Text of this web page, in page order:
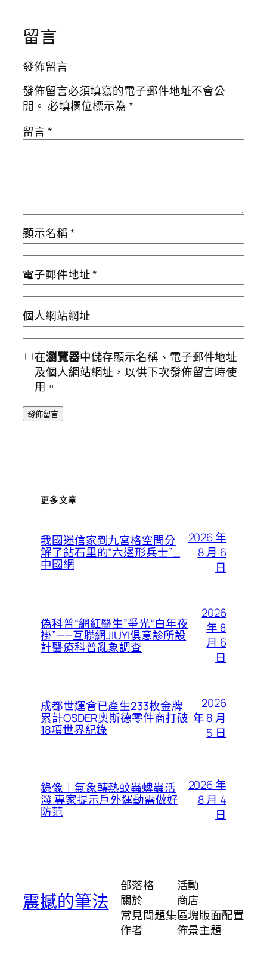
留言
發佈留言
發佈留言必須填寫的電子郵件地址不會公
開。 必填欄位標示為*
留言*
顯示名稱*
電子郵件地址*
個人網站網址
在瀏覽器中儲存顯示名稱、電子郵件地址
及個人網站網址，以供下次發佈留言時使
用。
更多文章
我國迷信家到九宮格空間分
解了鉆石里的“六邊形兵士”_
中國網
2026 年
8 月 6
日
偽科普“網紅醫生”爭光“白年夜
褂”——互聯網JIUYI俱意診所設
計醫療科普亂象調查
2026
年 8
月 6
日
成都世運會已產生233枚金牌
累計OSDER奧斯德零件商打破
18項世界紀錄
2026
年 8 月
5 日
錄像｜氣象轉熱蚊蟲蜱蟲活
潑 專家提示戶外運動需做好
防范
2026 年
8 月 4
日
震撼的筆法
部落格
關於
常見問題集
作者
活動
商店
區塊版面配置
佈景主題